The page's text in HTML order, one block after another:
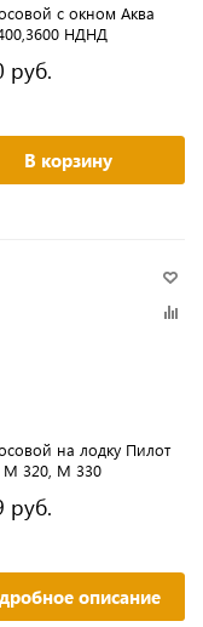
с окном Аква
НДНД
руб.
В корзину
на лодку Пилот
М 320, М 330
руб.
описание